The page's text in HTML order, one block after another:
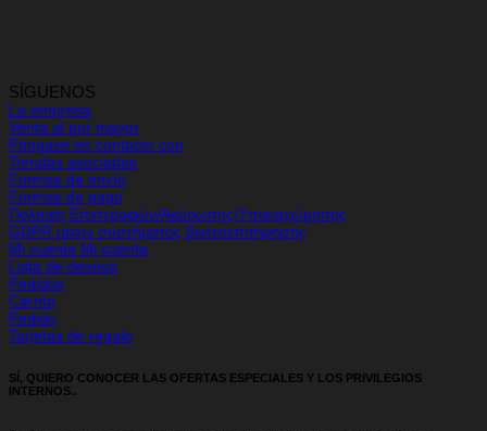
SÍGUENOS
La empresa
Venta al por mayor
Póngase en contacto con
Tiendas asociadas
Formas de envío
Formas de pago
Πολιτική Επιστροφών/Ακύρωσης/Υπαναχώρησης
GDPR μέσω συστήματος βιντεοεπιτήρησης
Mi cuenta Mi cuenta
Lista de deseos
Pedidos
Carrito
Pedido
Tarjetas de regalo
SÍ, QUIERO CONOCER LAS OFERTAS ESPECIALES Y LOS PRIVILEGIOS
INTERNOS..